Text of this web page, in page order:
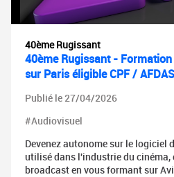
40ème Rugissant
40ème Rugissant -
sur Paris éligible CPF / AFDAS
Publié le 27/04/2026
#Audiovisuel
Devenez autonome sur le logiciel
utilisé dans l'industrie du cinéma,
broadcast en vous formant sur